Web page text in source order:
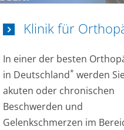
Klinik für
In einer der besten
in Deutschland* werden
akuten oder chronischen
Beschwerden und
Gelenkschmerzen im